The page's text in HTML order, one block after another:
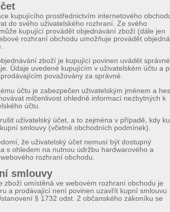
kupujícího prostřednictvím internetového
do svého uživatelského rozhraní. Ze svého
kupující provádět objednávání zboží (dále jen
rozhraní obchodu umožňuje provádět
zboží je kupující povinen uvádět správné
Údaje uvedené kupujícím v uživatelském účtu a
považovány za správné.
účtu je zabezpečen uživatelským jménem a
mlčenlivost ohledně informací nezbytných k
účtu.
uživatelský účet, a to zejména v případě, kdy
smlouvy (včetně obchodních podmínek).
že uživatelský účet nemusí být dostupný
s ohledem na nutnou údržbu hardwarového a
rozhraní obchodu.
smlouvy
zboží umístěná ve webovém rozhraní obchodu je
a prodávající není povinen uzavřít kupní smlouvu
§ 1732 odst. 2 občanského zákoníku se